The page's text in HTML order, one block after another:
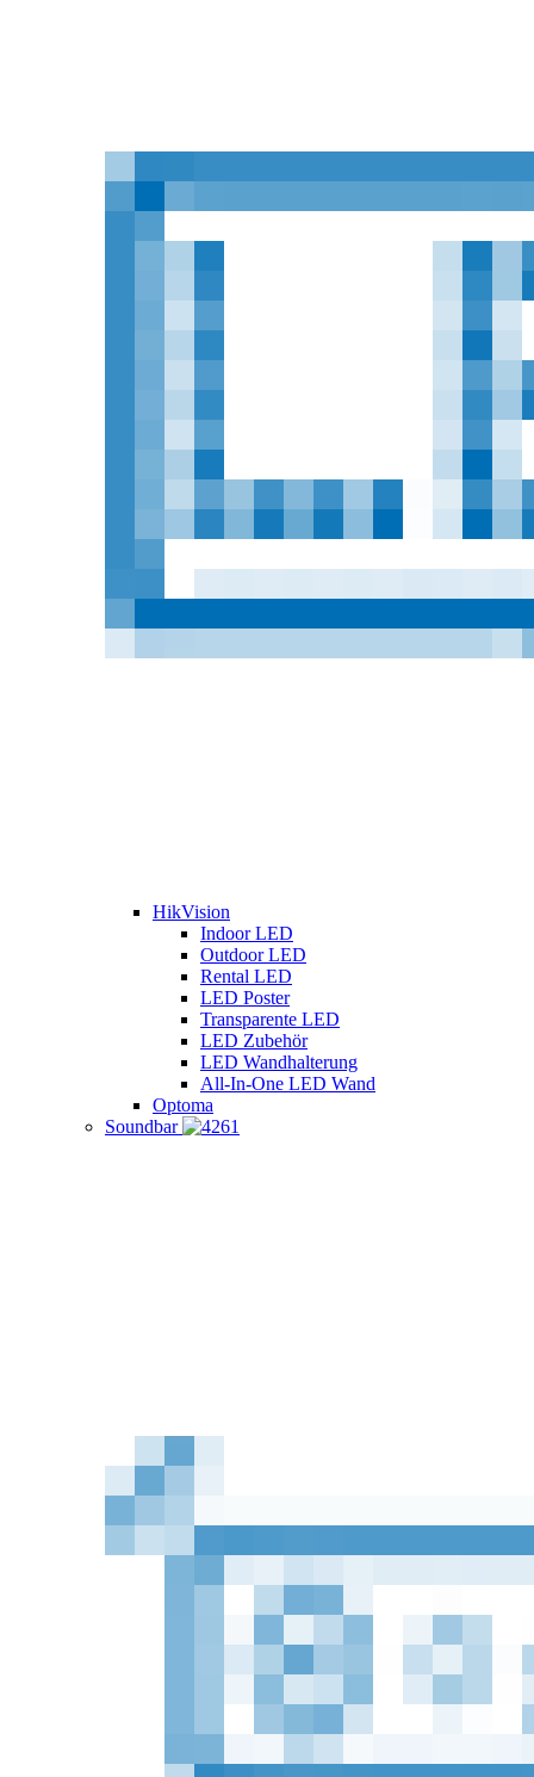
HikVision
Indoor LED
Outdoor LED
Rental LED
LED Poster
Transparente LED
LED Zubehör
LED Wandhalterung
All-In-One LED Wand
Optoma
Soundbar